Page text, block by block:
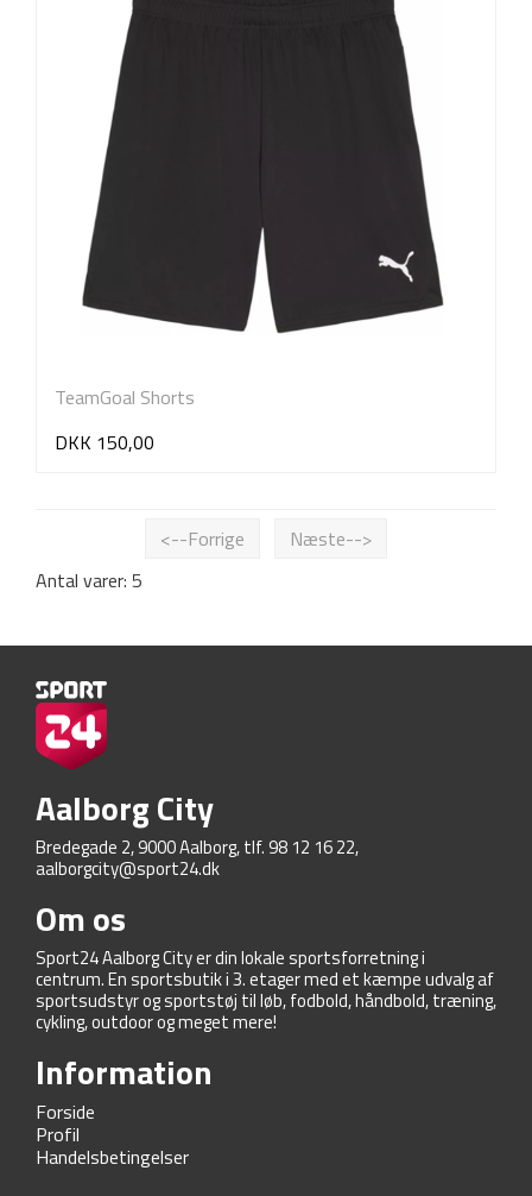
TeamGoal Shorts
DKK 150,00
<--Forrige
Næste-->
Antal varer: 5
Aalborg City
Bredegade 2, 9000 Aalborg, tlf. 98 12 16 22,
aalborgcity@sport24.dk
Om os
Sport24 Aalborg City er din lokale sportsforretning i
centrum. En sportsbutik i 3. etager med et kæmpe udvalg af
sportsudstyr og sportstøj til løb, fodbold, håndbold, træning,
cykling, outdoor og meget mere!
Information
Forside
Profil
Handelsbetingelser